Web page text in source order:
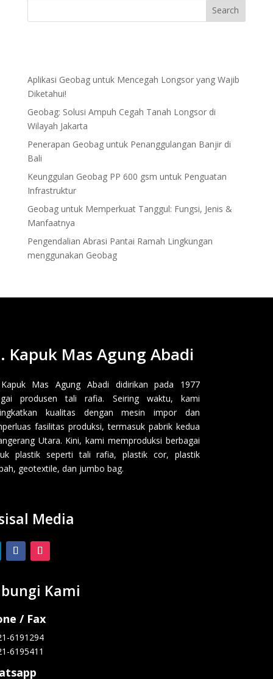
Aplikasi Geobag untuk Mencegah Longsor yang Wajib
Diketahui!
Geobag: Solusi Ampuh Cegah Tanah Longsor di
Wilayah Jakarta
Penerapan Geobag untuk Penanggulangan Banjir di
Bali
Keunggulan Geobag PP 600 gsm untuk Penguatan
Infrastruktur
Geobag untuk Memperkuat Tanggul: Fungsi, Jenis &
Manfaatnya
Pengendalian Abrasi Pantai Ramah Lingkungan
menggunakan Geobag
Kapuk Mas Agung Abadi
Mas Agung Abadi didirikan pada 1977
produsen tali rafia. Seiring waktu, kami
kualitas dengan mesin impor dan
fasilitas produksi, termasuk pabrik kedua
Utara. Kini, kami memproduksi berbagai
plastik seperti tali rafia, plastik cor, plastik
geotextile, dan jumbo bag.
Media
Kami
/ Fax
6191294
6195411